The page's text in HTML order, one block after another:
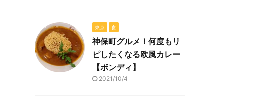
東京 食
神保町グルメ！何度もリ
ピしたくなる欧風カレー
【ボンディ】
2021/10/4